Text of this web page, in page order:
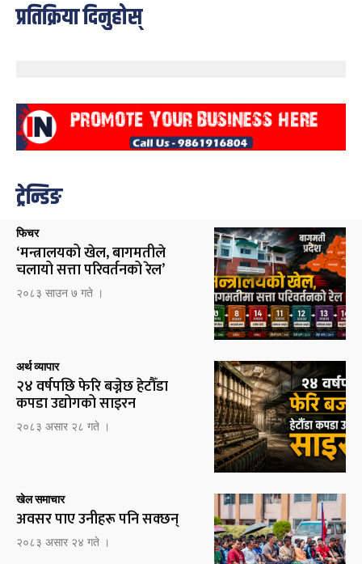
प्रतिक्रिया दिनुहोस्
ट्रेन्डिङ
फिचर
‘मन्त्रालयको खेल, बागमतीले
चलायो सत्ता परिवर्तनको रेल’
२०८३ साउन ७ गते ।
अर्थ व्यापार
२४ वर्षपछि फेरि बज्नेछ हेटौँडा
कपडा उद्योगको साइरन
२०८३ असार २८ गते ।
खेल समाचार
अवसर पाए उनीहरू पनि सक्छन्
२०८३ असार २४ गते ।